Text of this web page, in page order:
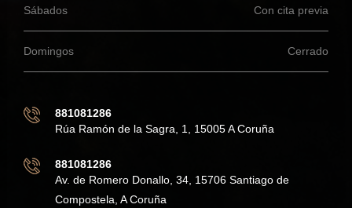
Sábados Con cita previa
Domingos Cerrado
881081286
Rúa Ramón de la Sagra, 1, 15005 A Coruña
881081286
Av. de Romero Donallo, 34, 15706 Santiago de
Compostela, A Coruña